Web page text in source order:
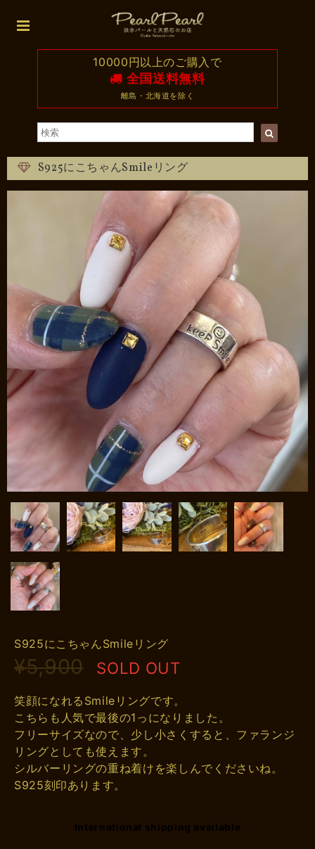
10000円以上のご購入で
全国送料無料
離島・北海道を除く
S925にこちゃんSmileリング
S925にこちゃんSmileリング
¥5,900 SOLD OUT
笑顔になれるSmileリングです。
こちらも人気で最後の1っになりました。
フリーサイズなので、少し小さくすると、ファランジ
リングとしても使えます。
シルバーリングの重ね着けを楽しんでくださいね。
S925刻印あります。
International shipping available